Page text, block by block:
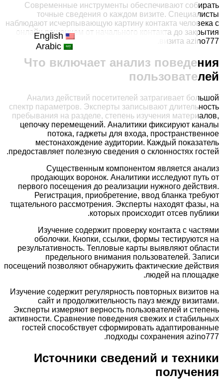
English
Arabic
Современные инструменты обеспечивают
точные сведения о каждом визите.
наблюдают исчерпывающую картину контакта
онлайн решением от начального контакта до
визита
Что включает анализ
Анализ действий посетителей затрагивает
спектр параметров. Эксперты записывают
пребывания на разделе, степень изучения
цепочку перемещений. Аналитики фиксируют
потока, гаджеты для входа,
местонахождение аудитории. Каждый
предоставляет полезную сведения о склонностях
Существенным компонентом является
продающих воронок. Аналитики исследуют
первого посещения до реализации нужного
Регистрация, приобретение, ввод бланка
тщательного рассмотрения. Эксперты находят
которых происходит отсев
Изучение содержит проверку контакта с
оболочки. Кнопки, ссылки, формы
результативность. Тепловые карты выявляют
предельного внимания пользователей.
посещений позволяют обнаружить фактические
людей на
Изучение содержит регулярность повторных
сайт и продолжительность пауз между
Эксперты измеряют верность пользователей и
активности. Сравнение поведения свежих и
гостей способствует сформировать
подходы сохранения
Источники сведений и